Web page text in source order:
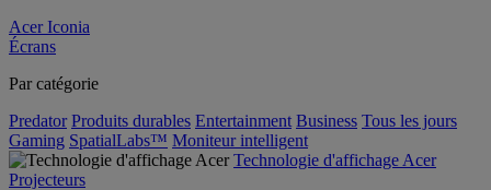
Acer Iconia
Écrans
Par catégorie
Predator Produits durables Entertainment Business Tous les jours
Gaming SpatialLabs™ Moniteur intelligent
Technologie d'affichage Acer
Projecteurs